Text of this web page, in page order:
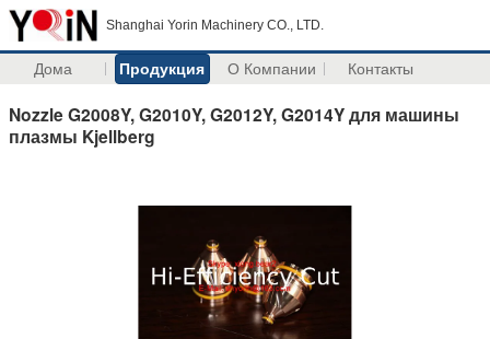
Shanghai Yorin Machinery CO., LTD.
Дома Продукция О Компании Контакты
Nozzle G2008Y, G2010Y, G2012Y, G2014Y для машины
плазмы Kjellberg